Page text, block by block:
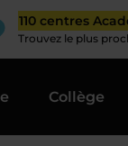
110 centres
Trouvez le plus
Collège